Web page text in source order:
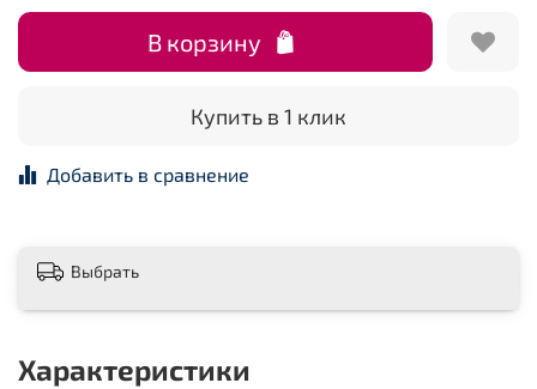
В корзину
Купить в 1 клик
Добавить в сравнение
Выбрать
Характеристики